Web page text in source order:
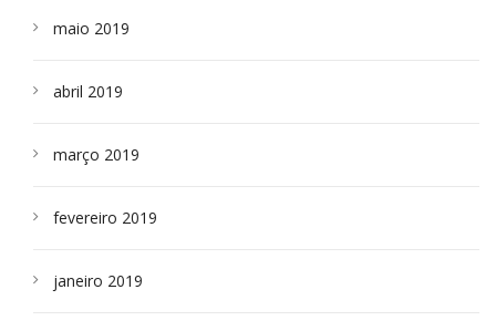
maio 2019
abril 2019
março 2019
fevereiro 2019
janeiro 2019